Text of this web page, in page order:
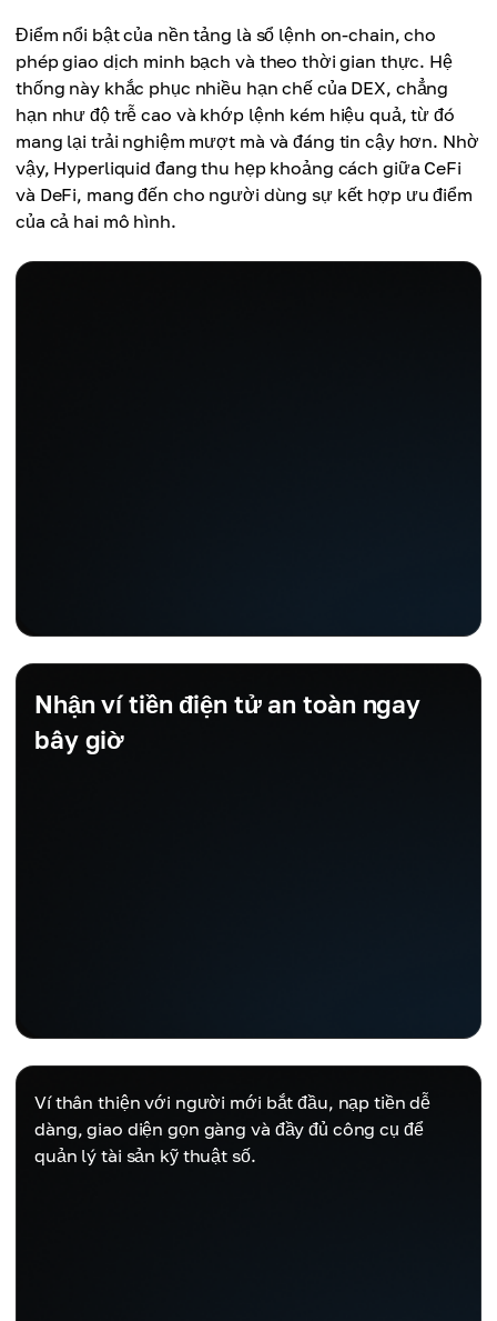
Điểm nổi bật của nền tảng là sổ lệnh on-chain, cho
phép giao dịch minh bạch và theo thời gian thực. Hệ
thống này khắc phục nhiều hạn chế của DEX, chẳng
hạn như độ trễ cao và khớp lệnh kém hiệu quả, từ đó
mang lại trải nghiệm mượt mà và đáng tin cậy hơn. Nhờ
vậy, Hyperliquid đang thu hẹp khoảng cách giữa CeFi
và DeFi, mang đến cho người dùng sự kết hợp ưu điểm
của cả hai mô hình.
Nhận ví tiền điện tử an toàn ngay
bây giờ
Ví thân thiện với người mới bắt đầu, nạp tiền dễ
dàng, giao diện gọn gàng và đầy đủ công cụ để
quản lý tài sản kỹ thuật số.